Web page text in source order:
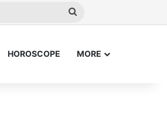
HOROSCOPE MORE